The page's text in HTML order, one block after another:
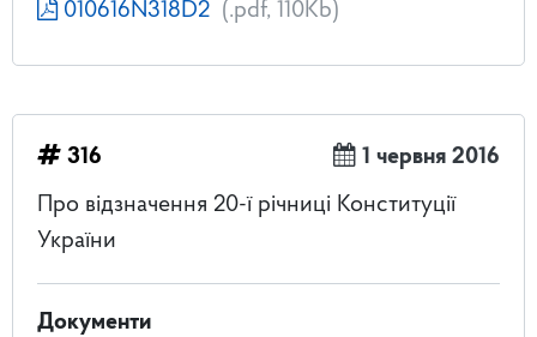
010616N318D2 (.pdf, 110Kb)
316
1 червня 2016
Про відзначення 20-ї річниці Конституції
України
Документи